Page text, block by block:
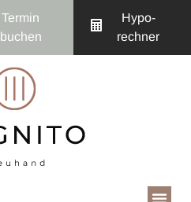
Termin
buchen
Hypo­
rechner